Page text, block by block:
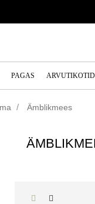
PAGAS ARVUTIKOTID
Ämblikmees